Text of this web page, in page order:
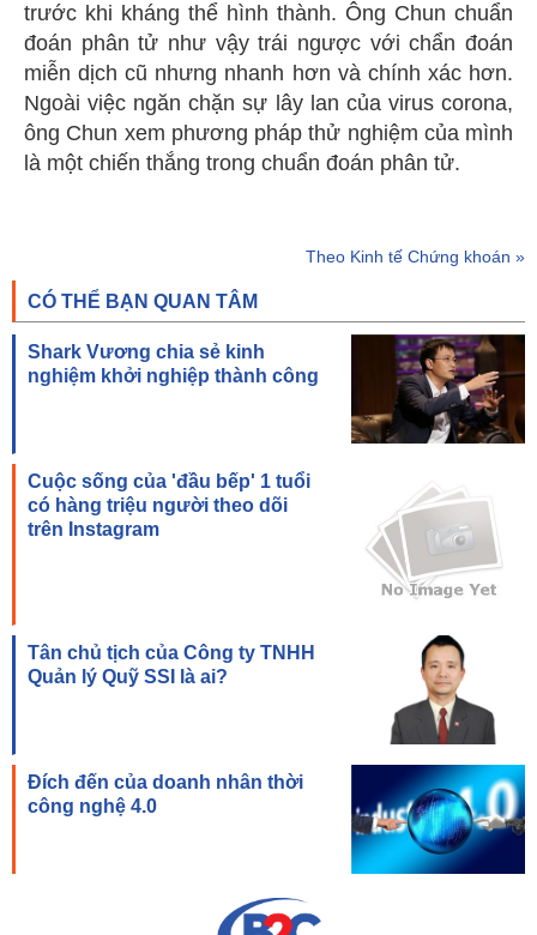
trước khi kháng thể hình thành. Ông Chun chuẩn
đoán phân tử như vậy trái ngược với chẩn đoán
miễn dịch cũ nhưng nhanh hơn và chính xác hơn.
Ngoài việc ngăn chặn sự lây lan của virus corona,
ông Chun xem phương pháp thử nghiệm của mình
là một chiến thắng trong chuẩn đoán phân tử.
Theo Kinh tế Chứng khoán »
CÓ THỂ BẠN QUAN TÂM
Shark Vương chia sẻ kinh
nghiệm khởi nghiệp thành công
Cuộc sống của 'đầu bếp' 1 tuổi
có hàng triệu người theo dõi
trên Instagram
Tân chủ tịch của Công ty TNHH
Quản lý Quỹ SSI là ai?
Đích đến của doanh nhân thời
công nghệ 4.0